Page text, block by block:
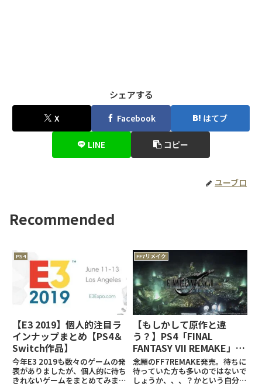
シェアする
X Facebook はてブ
LINE コピー
ユーブロ
Recommended
PS4
【E3 2019】個人的注目ラ
インナップまとめ【PS4＆
Switch作品】
今年E3 2019も数々のゲームの発
表がありましたが、個人的に待ち
きれないゲームをまとめてみまし
FF7リメイク
【もしかして原作と違
う？】PS4「FINAL
FANTASY VII REMAKE」感
想と個人的評価【レビュ
ー】
念願のFF7REMAKE発売。待ちに
待っていた方も多いのではないで
しょうか、、、？かという自分も